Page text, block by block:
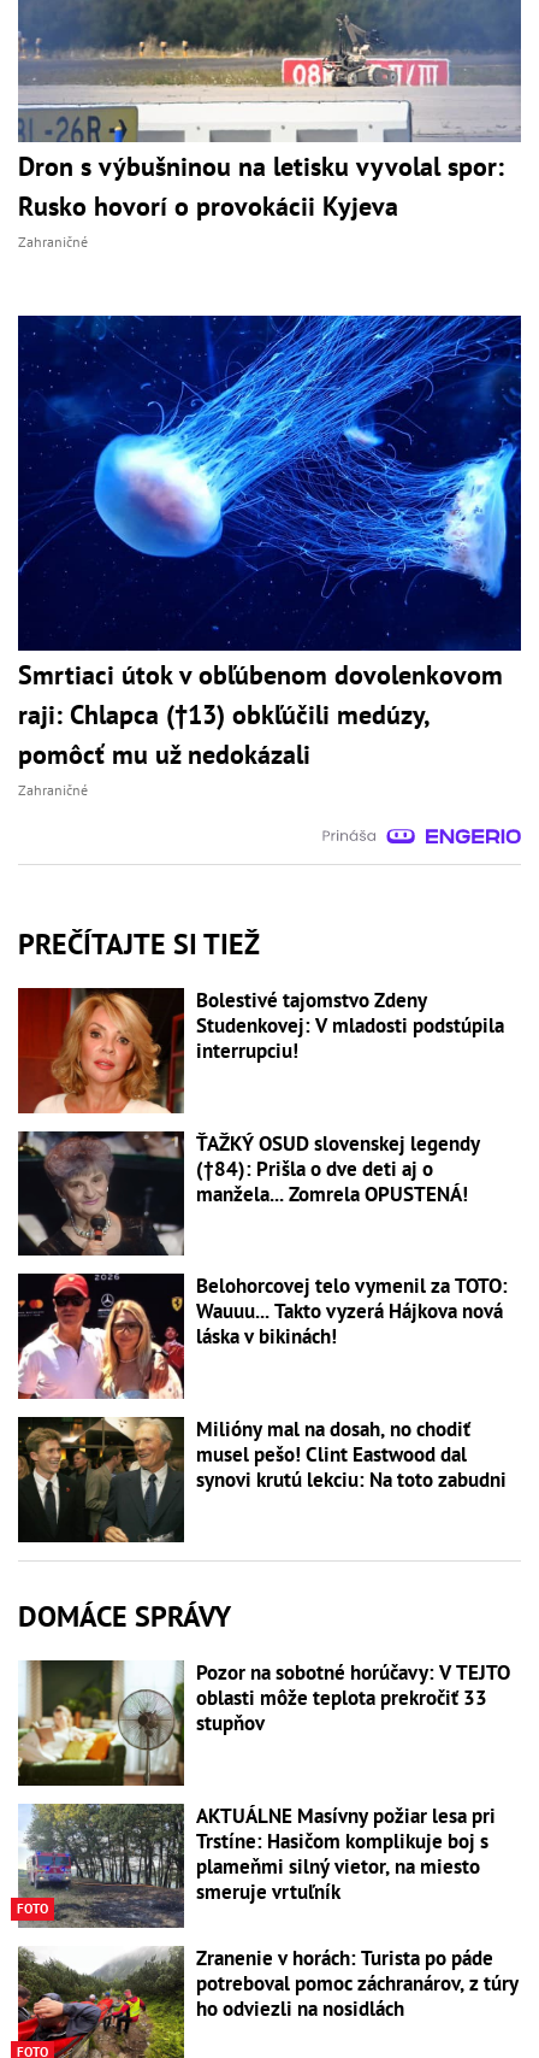
Dron s výbušninou na letisku vyvolal spor:
Rusko hovorí o provokácii Kyjeva
Zahraničné
Smrtiaci útok v obľúbenom dovolenkovom
raji: Chlapca (†13) obkľúčili medúzy,
pomôcť mu už nedokázali
Zahraničné
PREČÍTAJTE SI TIEŽ
Bolestivé tajomstvo Zdeny
Studenkovej: V mladosti podstúpila
interrupciu!
ŤAŽKÝ OSUD slovenskej legendy
(†84): Prišla o dve deti aj o
manžela... Zomrela OPUSTENÁ!
Belohorcovej telo vymenil za TOTO:
Wauuu... Takto vyzerá Hájkova nová
láska v bikinách!
Milióny mal na dosah, no chodiť
musel pešo! Clint Eastwood dal
synovi krutú lekciu: Na toto zabudni
DOMÁCE SPRÁVY
Pozor na sobotné horúčavy: V TEJTO
oblasti môže teplota prekročiť 33
stupňov
FOTO
AKTUÁLNE Masívny požiar lesa pri
Trstíne: Hasičom komplikuje boj s
plameňmi silný vietor, na miesto
smeruje vrtuľník
FOTO
Zranenie v horách: Turista po páde
potreboval pomoc záchranárov, z túry
ho odviezli na nosidlách